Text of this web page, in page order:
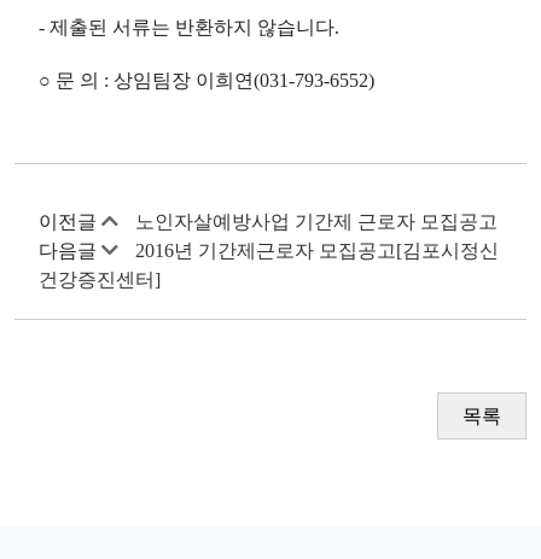
- 제출된 서류는 반환하지 않습니다.
○ 문 의 : 상임팀장 이희연(031-793-6552)
이전글
노인자살예방사업 기간제 근로자 모집공고
다음글
2016년 기간제근로자 모집공고[김포시정신
건강증진센터]
목록